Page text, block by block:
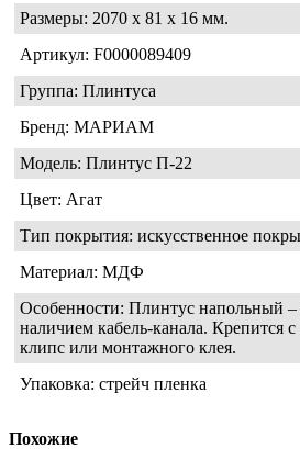
Размеры: 2070 х 81 х 16 мм.
Артикул: F0000089409
Группа: Плинтуса
Бренд: МАРИАМ
Модель: Плинтус П-22
Цвет: Агат
Тип покрытия: искусственное
Материал: МДФ
Особенности: Плинтус напольный
наличием кабель-канала.
клипс или монтажного клея.
Упаковка: стрейч пленка
Похожие